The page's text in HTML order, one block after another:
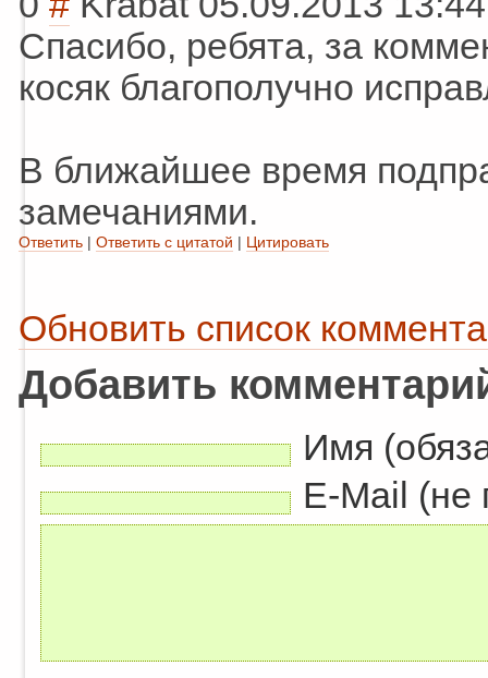
Спасибо, ребята, за
косяк благополучно
В ближайшее время
замечаниями.
Ответить | Ответить с цитатой | Цитировать
Обновить список
Добавить
Имя
E-Mail (не